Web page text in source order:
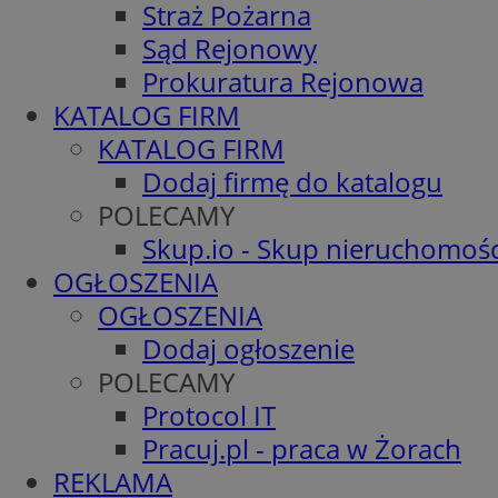
Straż Pożarna
Sąd Rejonowy
Prokuratura Rejonowa
KATALOG FIRM
KATALOG FIRM
Dodaj firmę do katalogu
POLECAMY
Skup.io - Skup
OGŁOSZENIA
OGŁOSZENIA
Dodaj ogłoszenie
POLECAMY
Protocol IT
Pracuj.pl - praca w Żorach
REKLAMA